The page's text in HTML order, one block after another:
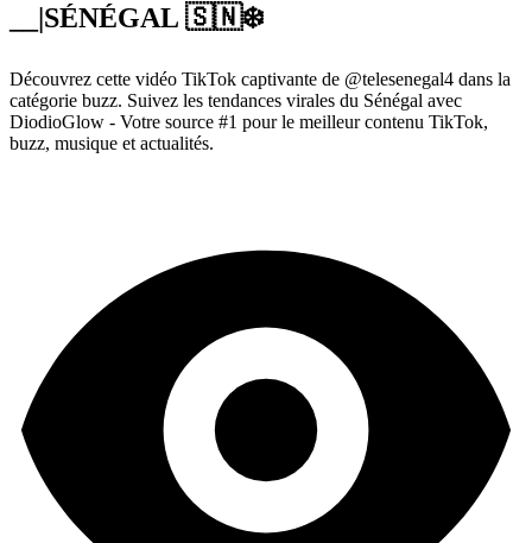
__|SÉNÉGAL 🇸🇳❄️
Découvrez cette vidéo TikTok captivante de @telesenegal4 dans la
catégorie buzz. Suivez les tendances virales du Sénégal avec
DiodioGlow - Votre source #1 pour le meilleur contenu TikTok,
buzz, musique et actualités.